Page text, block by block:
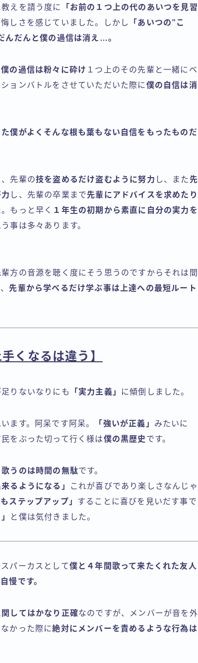
えを請う度に
「お前の１つ上の代のあいつを見習
しさを感じていました。しかし
「あいつの”こ
んだんと僕の過信は消え…。
の過信は粉々に砕け １つ上のその先輩と一緒にベ
ョンバトルをさせていただいた際に僕の自信は消
僕がよくそんな根も葉もない自信をもったものだ
、先輩の技を盗めるだけ盗むように努力 し、また先
し、先輩の卒業まで先輩にアドバイスを求めたり
もっと早く １年生の初期から素直に自分の実力を
う事は多々あります。
方の音源を聴く度にそう思うのですからそれは間
先輩から学べるだけ学ぶ事は上達への最短ルート
くなるは違う】
りないなりにも 「実力主義」 に傾倒しました。
います。阿呆です阿呆。 「強いが正義」 みたいに
をぶった切って行く様は僕の黒歴史 です。
うのは時間の無駄です。
るようになる」
これが喜びであり楽しさなんじゃ
ステップアップ」 することに喜びを見いだす事で
と僕は気付きました。
パーカスとして僕と４年間歌って来たくれた友人
慢です。
してはかなり正確なのですが、メンバーが音を外
かった際に絶対にメンバーを責めるような行為は